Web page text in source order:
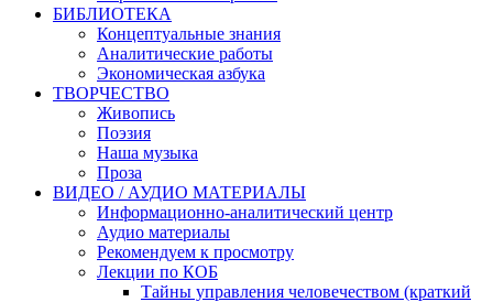
БИБЛИОТЕКА
Концептуальные знания
Аналитические работы
Экономическая азбука
ТВОРЧЕСТВО
Живопись
Поэзия
Наша музыка
Проза
ВИДЕО / АУДИО МАТЕРИАЛЫ
Информационно-аналитический центр
Аудио материалы
Рекомендуем к просмотру
Лекции по КОБ
Тайны управления человечеством (краткий